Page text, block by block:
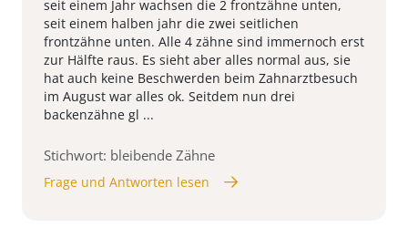
seit einem Jahr wachsen die 2 frontzähne unten,
seit einem halben jahr die zwei seitlichen
frontzähne unten. Alle 4 zähne sind immernoch erst
zur Hälfte raus. Es sieht aber alles normal aus, sie
hat auch keine Beschwerden beim Zahnarztbesuch
im August war alles ok. Seitdem nun drei
backenzähne gl ...
Stichwort: bleibende Zähne
Frage und Antworten lesen